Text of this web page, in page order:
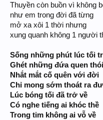
Thuyền còn buồn vì không
như em trong đời đã từng
mở xa xôi 1 thời nhưng
xung quanh không 1 người
Sống những phút lúc tối
Ghét những đứa quen
Nhắt mắt cố quên với đời
Chỉ mong sớm thoát ra
Lúc bóng tối đã trở về
Có nghe tiếng ai khóc thề
Trong tim không ai vỗ về